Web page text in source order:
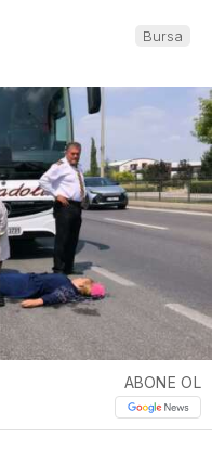
Bursa
ABONE OL